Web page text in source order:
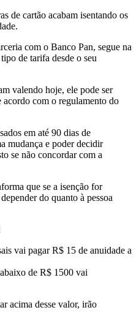
de cartão acabam isentando os
com o Banco Pan, segue na
de tarifa desde o seu
valendo hoje, ele pode ser
com o regulamento do
em até 90 dias de
mudança e poder decidir
se não concordar com a
que se a isenção for
do quanto à pessoa
vai pagar R$ 15 de anuidade a
de R$ 1500 vai
acima desse valor, irão